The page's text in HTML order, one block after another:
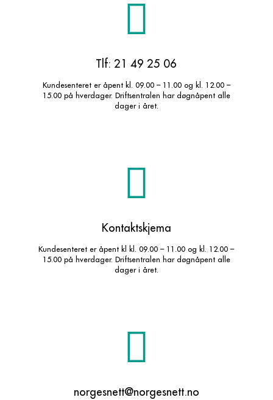
Tlf: 21 49 25 06
Kundesenteret er åpent kl. 09.00 – 11.00 og kl. 12.00 –
15.00 på hverdager. Driftsentralen har døgnåpent alle
dager i året.
Kontaktskjema
Kundesenteret er åpent kl kl. 09.00 – 11.00 og kl. 12.00 –
15.00 på hverdager. Driftsentralen har døgnåpent alle
dager i året.
norgesnett@norgesnett.no